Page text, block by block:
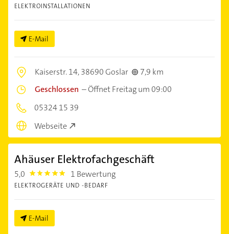
ELEKTROINSTALLATIONEN
E-Mail
Kaiserstr. 14,38690 Goslar
7,9 km
Geschlossen –Öffnet Freitag um 09:00
05324 15 39
Webseite
Ahäuser Elektrofachgeschäft
5,0 5.0 1 Bewertung
ELEKTROGERÄTE UND -BEDARF
E-Mail